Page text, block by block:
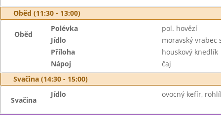
Oběd (11:30 - 13:00)
Oběd
Polévka
pol. hovězí
Jídlo
moravský vrabec
Příloha
houskový knedlík
Nápoj
čaj
Svačina (14:30 - 15:00)
Svačina
Jídlo ovocný kefír,